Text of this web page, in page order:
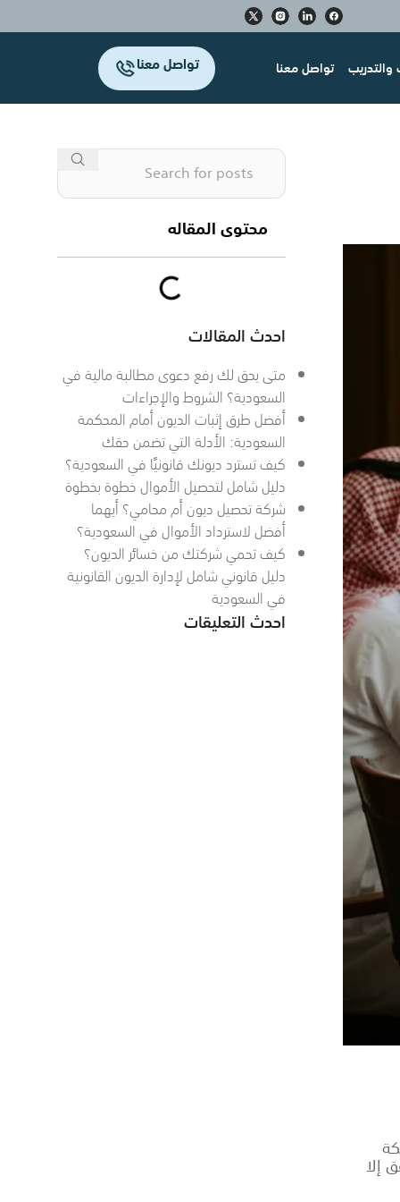
تواصل معنا تواصل معنا
إلا
محتوى المقاله
احدث المقالات
متى يحق لك رفع دعوى مطالبة مالية في
السعودية؟ الشروط والإجراءات
أفضل طرق إثبات الديون أمام المحكمة
السعودية: الأدلة التي تضمن حقك
كيف تسترد ديونك قانونيًا في السعودية؟
دليل شامل لتحصيل الأموال خطوة بخطوة
شركة تحصيل ديون أم محامي؟ أيهما
أفضل لاسترداد الأموال في السعودية؟
كيف تحمي شركتك من خسائر الديون؟
دليل قانوني شامل لإدارة الديون القانونية
في السعودية
احدث التعليقات